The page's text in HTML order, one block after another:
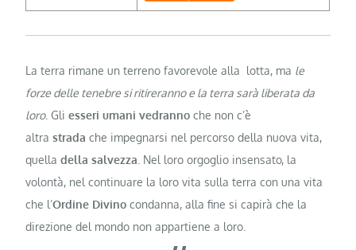
La terra rimane un terreno favorevole alla lotta, ma le
forze delle tenebre si ritireranno e la terra sarà liberata da
loro. Gliesseri umani vedranno che non c’è
altrastrada che impegnarsi nel percorso della nuova vita,
quella della salvezza . Nel loro orgoglio insensato, la
volontà, nel continuare la loro vita sulla terra con una vita
che l’Ordine Divinocondanna, alla fine si capirà che la
direzione del mondo non appartiene a loro.